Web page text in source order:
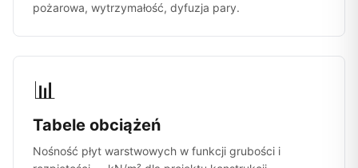
pożarowa, wytrzymałość, dyfuzja pary.
📊
Tabele obciążeń
Nośność płyt warstwowych w funkcji grubości i